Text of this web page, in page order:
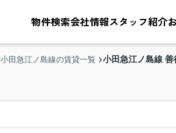
物件検索会社情報スタッフ紹介
小田急江ノ島線の賃貸一覧 小田急江ノ島線